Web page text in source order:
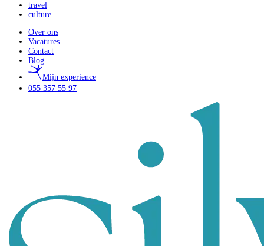
travel
culture
Over ons
Vacatures
Contact
Blog
Mijn experience
055 357 55 97